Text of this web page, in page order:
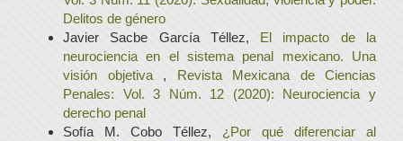
Delitos de género
Javier Sacbe García Téllez, El impacto de la
neurociencia en el sistema penal mexicano. Una
visión objetiva , Revista Mexicana de Ciencias
Penales: Vol. 3 Núm. 12 (2020): Neurociencia y
derecho penal
Sofía M. Cobo Téllez, ¿Por qué diferenciar al